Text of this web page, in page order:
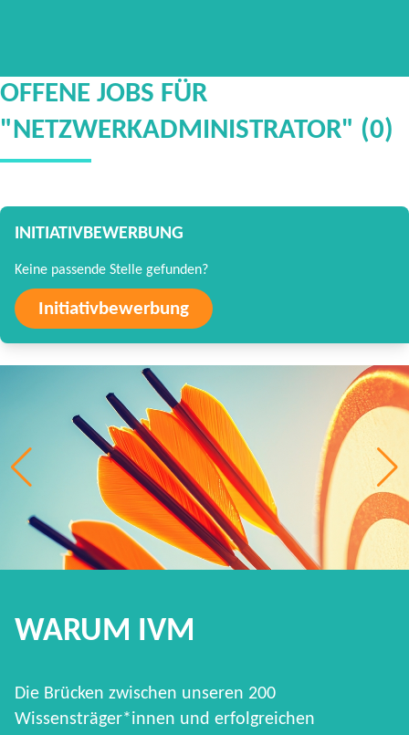
OFFENE JOBS FÜR
"NETZWERKADMINISTRATOR" (0)
INITIATIVBEWERBUNG
Keine passende Stelle gefunden?
Initiativbewerbung
WARUM IVM
Die Brücken zwischen unseren 200
Wissensträger*innen und erfolgreichen